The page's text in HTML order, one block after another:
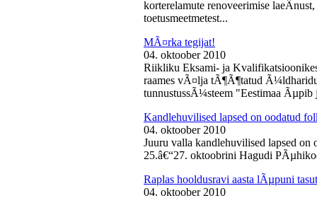
korterelamute renoveerimise
toetusmeetmetest...
MÃ¤rka tegijat!
04. oktoober 2010
Riikliku Eksami- ja
raames vÃ¤lja tÃ¶Ã¶tatud
tunnustussÃ¼steem "Eestimaa
Kandlehuvilised lapsed on oodatud
04. oktoober 2010
Juuru valla kandlehuvilised lapsed
25.â€“27. oktoobrini Hagudi
Raplas hooldusravi aasta lÃµpuni
04. oktoober 2010